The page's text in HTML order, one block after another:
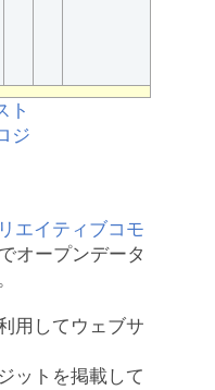
エイティブコモ
オープンデータ
用してウェブサ
ットを掲載して